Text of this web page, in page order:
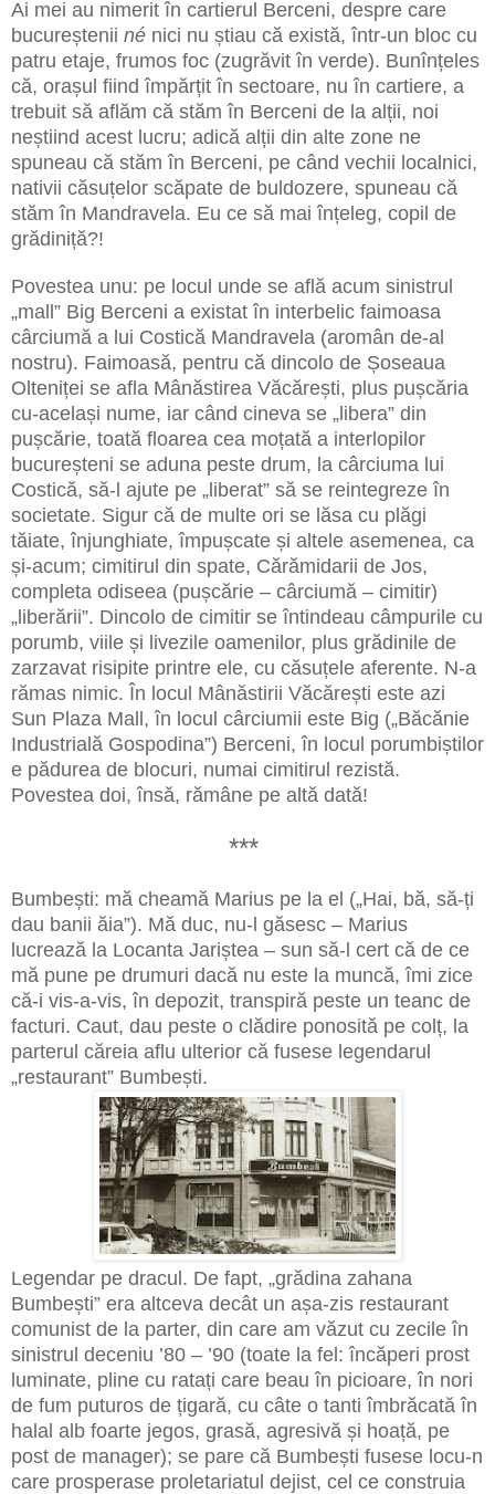
Ai mei au nimerit în cartierul Berceni, despre care
bucureștenii né nici nu știau că există, într-un bloc cu
patru etaje, frumos foc (zugrăvit în verde). Bunînțeles
că, orașul fiind împărțit în sectoare, nu în cartiere, a
trebuit să aflăm că stăm în Berceni de la alții, noi
neștiind acest lucru; adică alții din alte zone ne
spuneau că stăm în Berceni, pe când vechii localnici,
nativii căsuțelor scăpate de buldozere, spuneau că
stăm în Mandravela. Eu ce să mai înțeleg, copil de
grădiniță?!
Povestea unu: pe locul unde se află acum sinistrul
„mall” Big Berceni a existat în interbelic faimoasa
cârciumă a lui Costică Mandravela (aromân de-al
nostru). Faimoasă, pentru că dincolo de Șoseaua
Olteniței se afla Mânăstirea Văcărești, plus pușcăria
cu-același nume, iar când cineva se „libera” din
pușcărie, toată floarea cea moțată a interlopilor
bucureșteni se aduna peste drum, la cârciuma lui
Costică, să-l ajute pe „liberat” să se reintegreze în
societate. Sigur că de multe ori se lăsa cu plăgi
tăiate, înjunghiate, împușcate și altele asemenea, ca
și-acum; cimitirul din spate, Cărămidarii de Jos,
completa odiseea (pușcărie – cârciumă – cimitir)
„liberării”. Dincolo de cimitir se întindeau câmpurile cu
porumb, viile și livezile oamenilor, plus grădinile de
zarzavat risipite printre ele, cu căsuțele aferente. N-a
rămas nimic. În locul Mânăstirii Văcărești este azi
Sun Plaza Mall, în locul cârciumii este Big („Băcănie
Industrială Gospodina”) Berceni, în locul porumbiștilor
e pădurea de blocuri, numai cimitirul rezistă.
Povestea doi, însă, rămâne pe altă dată!
***
Bumbești: mă cheamă Marius pe la el („Hai, bă, să-ți
dau banii ăia”). Mă duc, nu-l găsesc – Marius
lucrează la Locanta Jariștea – sun să-l cert că de ce
mă pune pe drumuri dacă nu este la muncă, îmi zice
că-i vis-a-vis, în depozit, transpiră peste un teanc de
facturi. Caut, dau peste o clădire ponosită pe colț, la
parterul căreia aflu ulterior că fusese legendarul
„restaurant” Bumbești.
Legendar pe dracul. De fapt, „grădina zahana
Bumbești” era altceva decât un așa-zis restaurant
comunist de la parter, din care am văzut cu zecile în
sinistrul deceniu ’80 – ’90 (toate la fel: încăperi prost
luminate, pline cu ratați care beau în picioare, în nori
de fum puturos de țigară, cu câte o tanti îmbrăcată în
halal alb foarte jegos, grasă, agresivă și hoață, pe
post de manager); se pare că Bumbești fusese locu-n
care prosperase proletariatul dejist, cel ce construia